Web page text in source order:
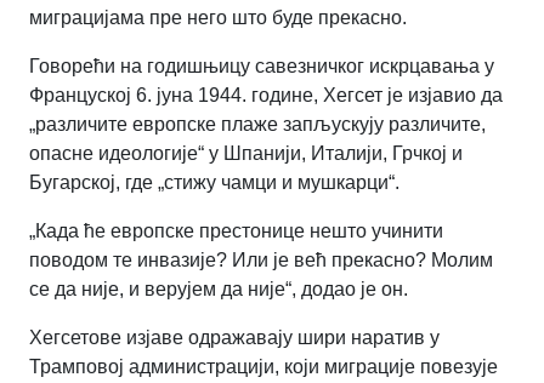
миграцијама пре него што буде прекасно.
Говорећи на годишњицу савезничког искрцавања у
Француској 6. јуна 1944. године, Хегсет је изјавио да
„различите европске плаже запљускују различите,
опасне идеологије“ у Шпанији, Италији, Грчкој и
Бугарској, где „стижу чамци и мушкарци“.
„Када ће европске престонице нешто учинити
поводом те инвазије? Или је већ прекасно? Молим
се да није, и верујем да није“, додао је он.
Хегсетове изјаве одражавају шири наратив у
Трамповој администрацији, који миграције повезује